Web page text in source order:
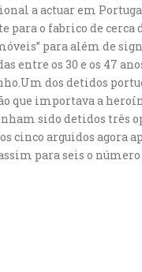
a actuar em
o fabrico de cerca
para além de
os 30 e os 47
dos detidos
que importava a
sido detidos três
cinco arguidos agora
para seis o número